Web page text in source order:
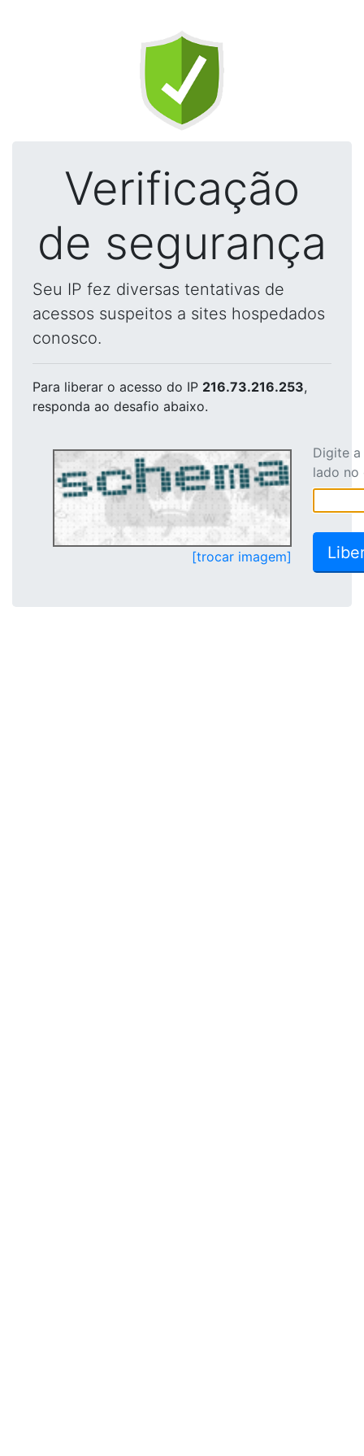
Verificação
de segurança
Seu IP fez diversas tentativas de
acessos suspeitos a sites hospedados
conosco.
Para liberar o acesso do IP 216.73.216.253,
responda ao desafio abaixo.
[trocar imagem]
Digite
lado no